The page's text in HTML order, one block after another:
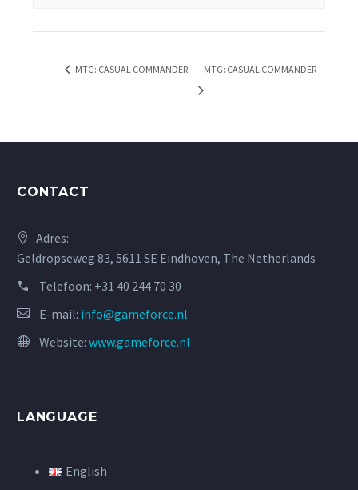
MTG: CASUAL COMMANDER MTG: CASUAL COMMANDER
CONTACT
Adres:
Geldropseweg 83, 5611 SE Eindhoven, The Netherlands
Telefoon: +31 40 244 70 30
E-mail: info@gameforce.nl
Website: www.gameforce.nl
LANGUAGE
English